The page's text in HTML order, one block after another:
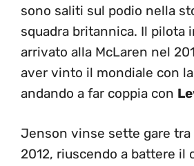
sono saliti sul podio nella
squadra britannica. Il pilota
arrivato alla McLaren nel
aver vinto il mondiale con la
andando a far coppia con
Jenson vinse sette gare tra
2012, riuscendo a battere il